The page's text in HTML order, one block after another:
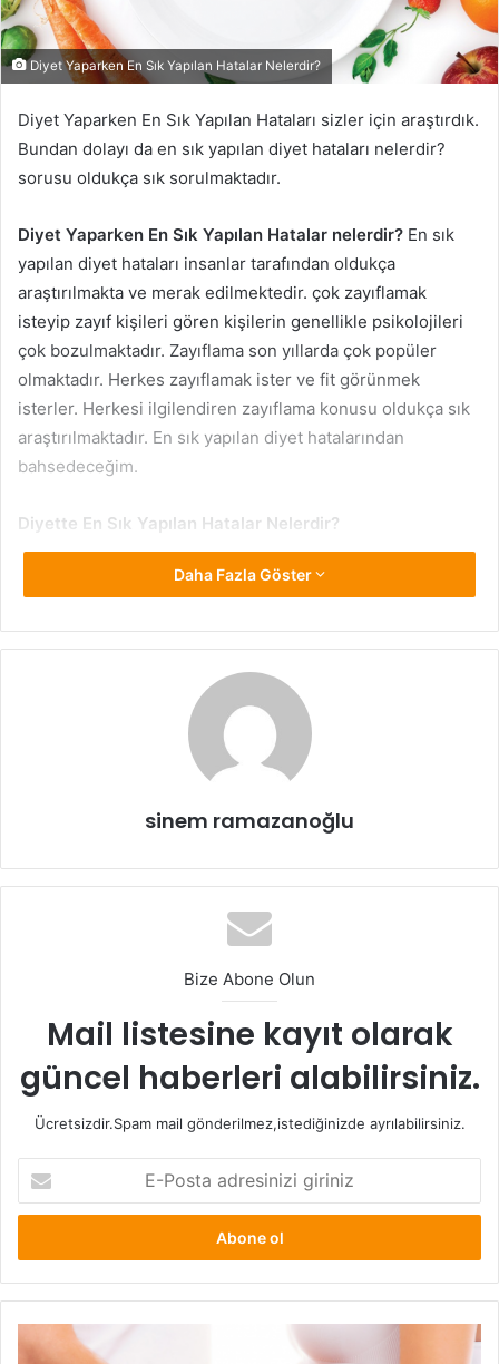
Diyet Yaparken En Sık Yapılan Hatalar Nelerdir?
Diyet Yaparken En Sık Yapılan Hataları sizler için araştırdık.
Bundan dolayı da en sık yapılan diyet hataları nelerdir?
sorusu oldukça sık sorulmaktadır.
Diyet Yaparken En Sık Yapılan Hatalar nelerdir? En sık
yapılan diyet hataları insanlar tarafından oldukça
araştırılmakta ve merak edilmektedir. çok zayıflamak
isteyip zayıf kişileri gören kişilerin genellikle psikolojileri
çok bozulmaktadır. Zayıflama son yıllarda çok popüler
olmaktadır. Herkes zayıflamak ister ve fit görünmek
isterler. Herkesi ilgilendiren zayıflama konusu oldukça sık
araştırılmaktadır. En sık yapılan diyet hatalarından
bahsedeceğim.
Diyette En Sık Yapılan Hatalar Nelerdir?
Diyette en sık yapılan hatalar nelerdir?
-Uzun süre aç kalmak,
-Karbonhidrat tüketimini sıfırlamak,
-Hemen kilo vermek için dengesiz diyetler yapmak,
-Zayıflama çayları kullanmak,
-Fit ürünleri ya da diyet porsiyonunda yemek,
-Hedef koymamak,
-Sık tartılmak,
-Zayıflama hapları kullanmak,
-Öğün atlatmak,
Daha Fazla Göster
sinem ramazanoğlu
Bize Abone Olun
Mail listesine kayıt olarak
güncel haberleri alabilirsiniz.
Ücretsizdir.Spam mail gönderilmez,istediğinizde ayrılabilirsiniz.
Posta
adresinizi
Kalmak